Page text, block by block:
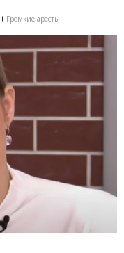
Громкие аресты